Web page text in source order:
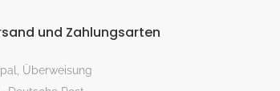
und Zahlungsarten
Überweisung